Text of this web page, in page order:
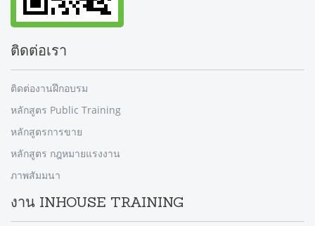
ติดต่อเรา
ติดต่องานฝึกอบรม
หลักสูตร Public Training
หลักสูตรการขาย
หลักสูตร กฎหมายแรงงาน
ภาพสัมมนา
งาน INHOUSE TRAINING